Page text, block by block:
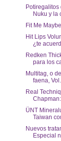
Nuku y la
Fit Me
Hit Lips
¿te
Redken
para los
Multitag, o
faena,
Real
ÜNT
Taiwan
Nuevos
Especial